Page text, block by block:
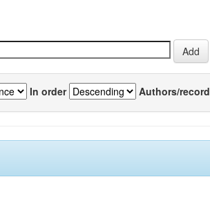
In order Authors/record